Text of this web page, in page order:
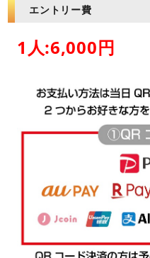
エントリー費
1人:6,000円